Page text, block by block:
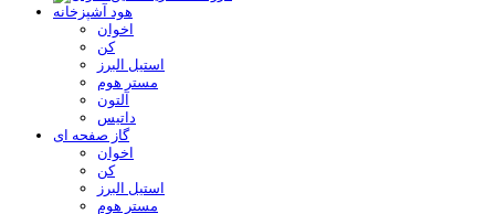
هود آشپزخانه
اخوان
کن
استیل البرز
مستر هوم
آلتون
داتیس
گاز صفحه ای
اخوان
کن
استیل البرز
مستر هوم